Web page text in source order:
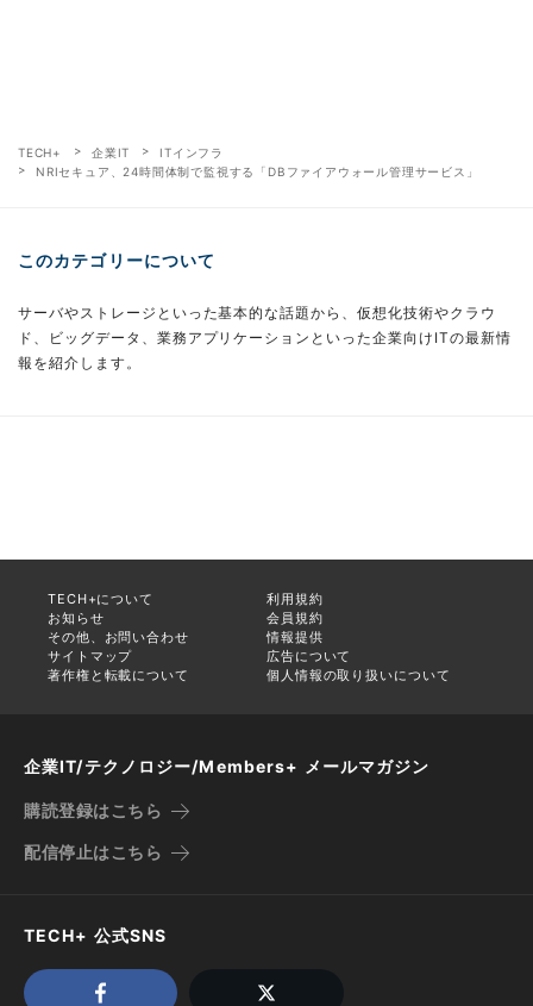
TECH+ 企業IT
ITインフラ
NRIセキュア、24時間体制で監視する「DBファイアウォール管理サービス」
このカテゴリーについて
サーバやストレージといった基本的な話題から、仮想化技術やクラウ
ド、ビッグデータ、業務アプリケーションといった企業向けITの最新情
報を紹介します。
TECH+について
利用規約
お知らせ
会員規約
その他、お問い合わせ
情報提供
サイトマップ
広告について
著作権と転載について
個人情報の取り扱いについて
企業IT/テクノロジー/Members+ メールマガジン
購読登録はこちら
配信停止はこちら
TECH+ 公式SNS